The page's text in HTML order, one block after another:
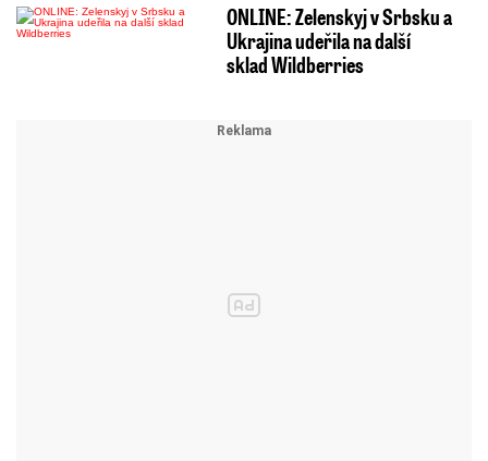
ONLINE: Zelenskyj v Srbsku a
Ukrajina udeřila na další
sklad Wildberries